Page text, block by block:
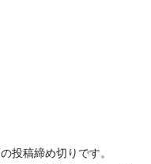
投稿締め切りです。